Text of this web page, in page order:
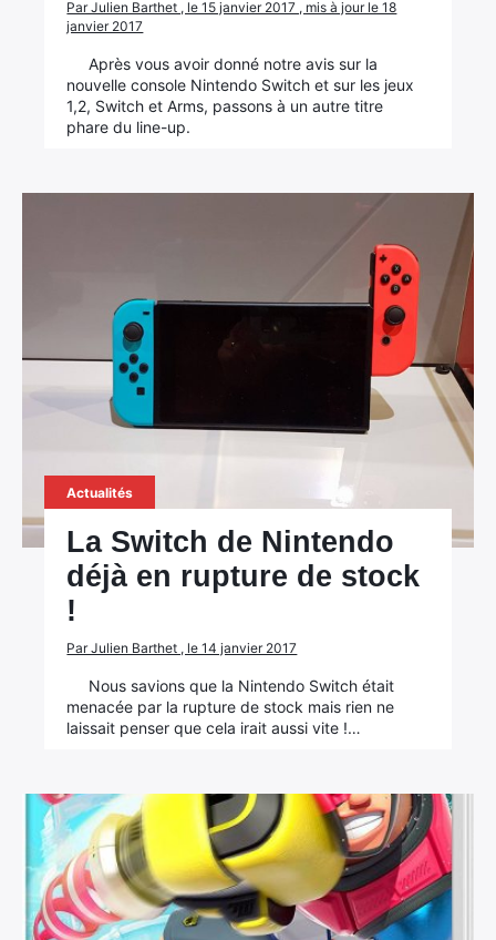
Par Julien Barthet , le 15 janvier 2017 , mis à jour le 18
janvier 2017
Après vous avoir donné notre avis sur la
nouvelle console Nintendo Switch et sur les jeux
1,2, Switch et Arms, passons à un autre titre
phare du line-up.
Actualités
La Switch de Nintendo
déjà en rupture de stock
!
Par Julien Barthet , le 14 janvier 2017
Nous savions que la Nintendo Switch était
menacée par la rupture de stock mais rien ne
laissait penser que cela irait aussi vite !…